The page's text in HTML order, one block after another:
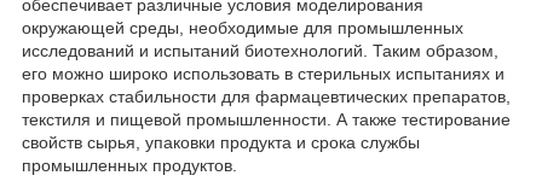
обеспечивает различные условия моделирования
окружающей среды, необходимые для промышленных
исследований и испытаний биотехнологий. Таким образом,
его можно широко использовать в стерильных испытаниях и
проверках стабильности для фармацевтических препаратов,
текстиля и пищевой промышленности. А также тестирование
свойств сырья, упаковки продукта и срока службы
промышленных продуктов.